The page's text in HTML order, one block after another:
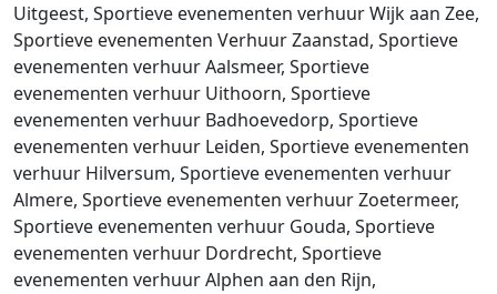
Uitgeest, Sportieve evenementen verhuur Wijk aan Zee,
Sportieve evenementen Verhuur Zaanstad, Sportieve
evenementen verhuur Aalsmeer, Sportieve
evenementen verhuur Uithoorn, Sportieve
evenementen verhuur Badhoevedorp, Sportieve
evenementen verhuur Leiden, Sportieve evenementen
verhuur Hilversum, Sportieve evenementen verhuur
Almere, Sportieve evenementen verhuur Zoetermeer,
Sportieve evenementen verhuur Gouda, Sportieve
evenementen verhuur Dordrecht, Sportieve
evenementen verhuur Alphen aan den Rijn,